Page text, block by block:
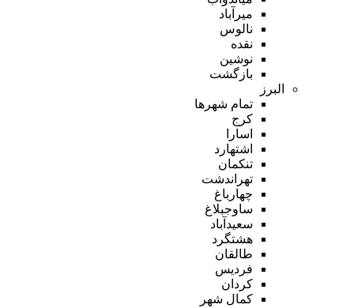
میرآباد
نالوس
نقده
نوشین
بازگشت
البرز
تمام شهر‌ها
کرج
اسارا
اشتهارد
تنکمان
تهراندشت
چهارباغ
ساوجبلاغ
سعیدآباد
هشتگرد
طالقان
فردیس
کردان
کمال شهر